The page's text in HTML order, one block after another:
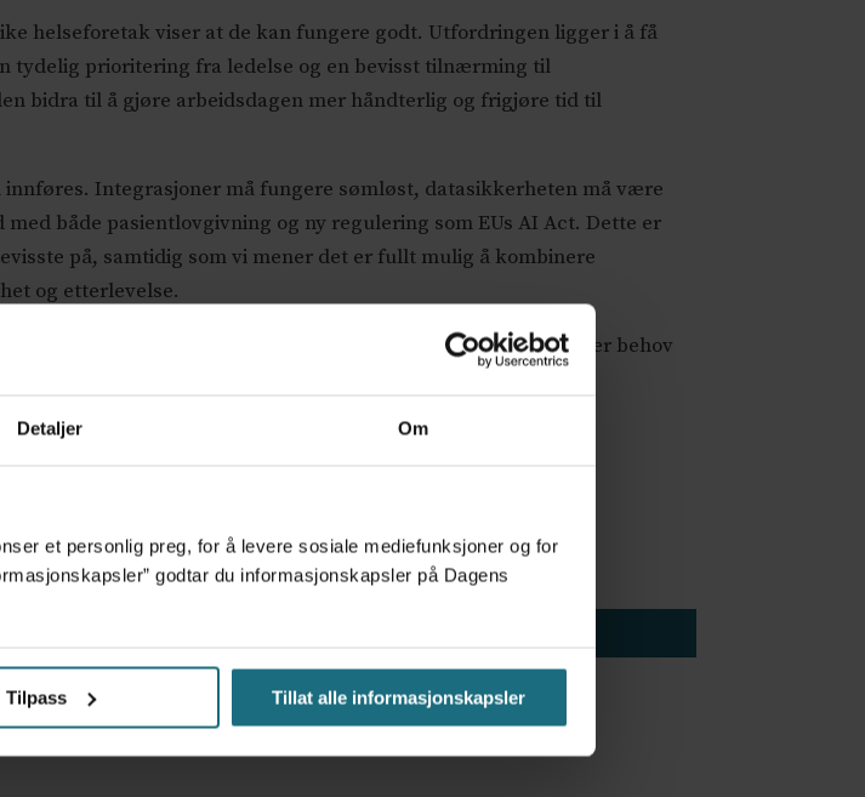
Detaljer Om
et personlig preg, for å levere sosiale mediefunksjoner og for
godtar du informasjonskapsler på Dagens
Tilpass Tillat alle informasjonskapsler
helseforetak viser at de kan fungere godt. Utfordringen ligger i å få
tydelig prioritering fra ledelse og en bevisst tilnærming til
bidra til å gjøre arbeidsdagen mer håndterlig og frigjøre tid til
Integrasjoner må fungere sømløst, datasikkerheten må være
både pasientlovgivning og ny regulering som EUs AI Act. Dette er
på, samtidig som vi mener det er fullt mulig å kombinere
og etterlevelse.
men det er en tvingende nødvendig del av løsningen. Det er behov
når tiden er knapp.